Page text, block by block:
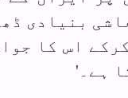
بنیادی
اس کا
ہے۔'